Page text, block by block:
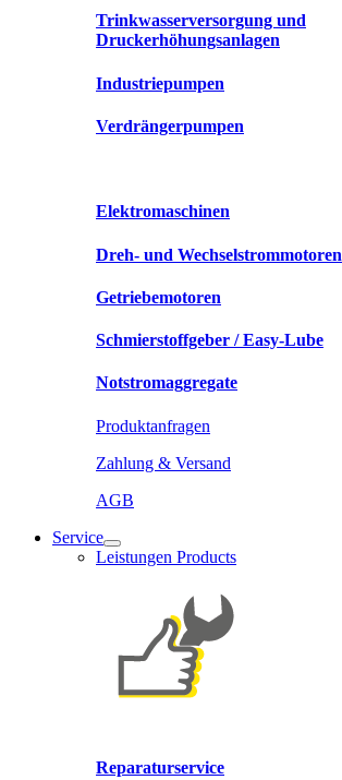
Trinkwasserversorgung und
Druckerhöhungsanlagen
Industriepumpen
Verdrängerpumpen
Elektromaschinen
Dreh- und Wechselstrommotoren
Getriebemotoren
Schmierstoffgeber / Easy-Lube
Notstromaggregate
Produktanfragen
Zahlung & Versand
AGB
Service
Leistungen Products
Reparaturservice